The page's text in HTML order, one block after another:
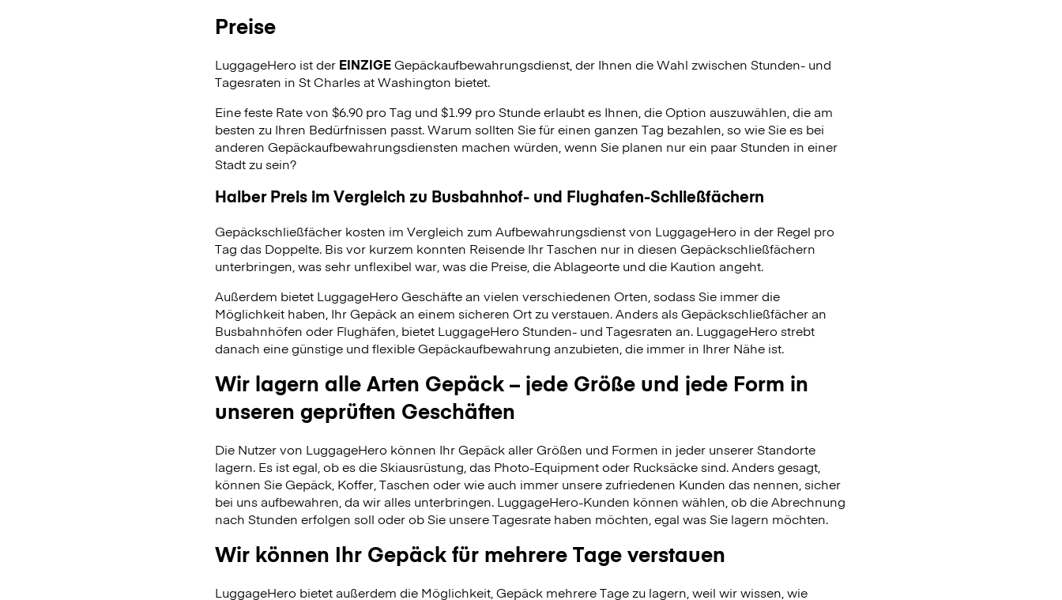
Preise
LuggageHero ist der EINZIGEGepäckaufbewahrungsdienst, der Ihnen die Wahl zwischen Stunden- und
Tagesraten in St Charles at Washington bietet.
Eine feste Rate von $6.90 pro Tag und $1.99 pro Stunde erlaubt es Ihnen, die Option auszuwählen, die am
besten zu Ihren Bedürfnissen passt. Warum sollten Sie für einen ganzen Tag bezahlen, so wie Sie es bei
anderen Gepäckaufbewahrungsdiensten machen würden, wenn Sie planen nur ein paar Stunden in einer
Stadt zu sein?
Halber Preis im Vergleich zu Busbahnhof- und Flughafen-Schließfächern
Gepäckschließfächer kosten im Vergleich zum Aufbewahrungsdienst von LuggageHero in der Regel pro
Tag das Doppelte. Bis vor kurzem konnten Reisende Ihr Taschen nur in diesen Gepäckschließfächern
unterbringen, was sehr unflexibel war, was die Preise, die Ablageorte und die Kaution angeht.
Außerdem bietet LuggageHero Geschäfte an vielen verschiedenen Orten, sodass Sie immer die
Möglichkeit haben, Ihr Gepäck an einem sicheren Ort zu verstauen. Anders als Gepäckschließfächer an
Busbahnhöfen oder Flughäfen, bietet LuggageHero Stunden- und Tagesraten an. LuggageHero strebt
danach eine günstige und flexible Gepäckaufbewahrung anzubieten, die immer in Ihrer Nähe ist.
Wir lagern alle Arten Gepäck – jede Größe und jede Form in
unseren geprüften Geschäften
Die Nutzer von LuggageHero können Ihr Gepäck aller Größen und Formen in jeder unserer Standorte
lagern. Es ist egal, ob es die Skiausrüstung, das Photo-Equipment oder Rucksäcke sind. Anders gesagt,
können Sie Gepäck, Koffer, Taschen oder wie auch immer unsere zufriedenen Kunden das nennen, sicher
bei uns aufbewahren, da wir alles unterbringen. LuggageHero-Kunden können wählen, ob die Abrechnung
nach Stunden erfolgen soll oder ob Sie unsere Tagesrate haben möchten, egal was Sie lagern möchten.
Wir können Ihr Gepäck für mehrere Tage verstauen
LuggageHero bietet außerdem die Möglichkeit, Gepäck mehrere Tage zu lagern, weil wir wissen, wie